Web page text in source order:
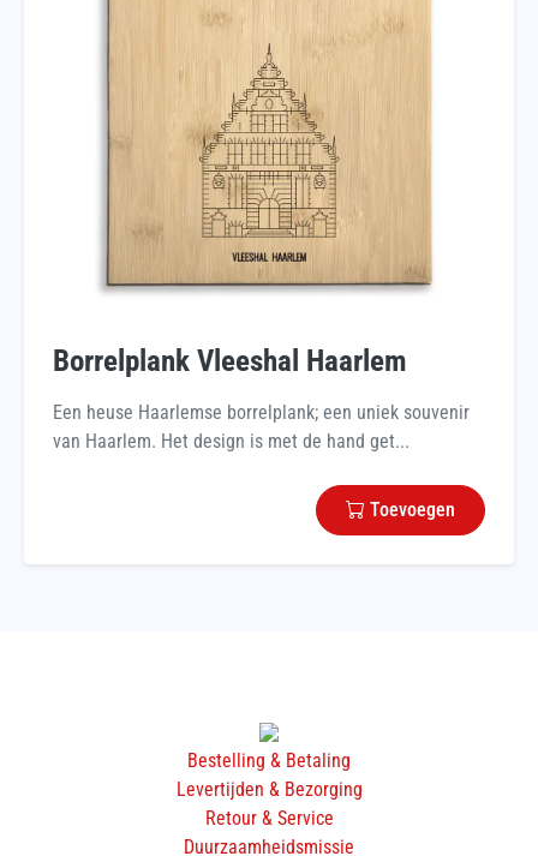
Borrelplank Vleeshal Haarlem
Een heuse Haarlemse borrelplank; een uniek souvenir
van Haarlem. Het design is met de hand get...
Toevoegen
Bestelling & Betaling
Levertijden & Bezorging
Retour & Service
Duurzaamheidsmissie